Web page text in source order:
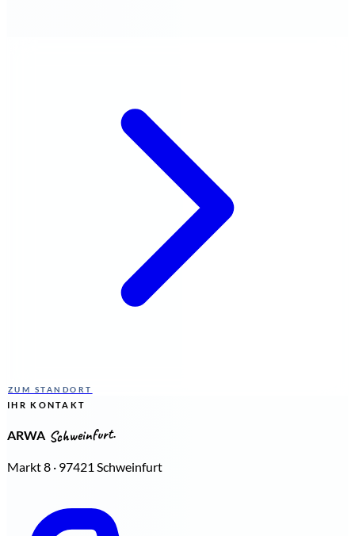
ZUM STANDORT
IHR KONTAKT
ARWA Schweinfurt.
Markt 8 · 97421 Schweinfurt